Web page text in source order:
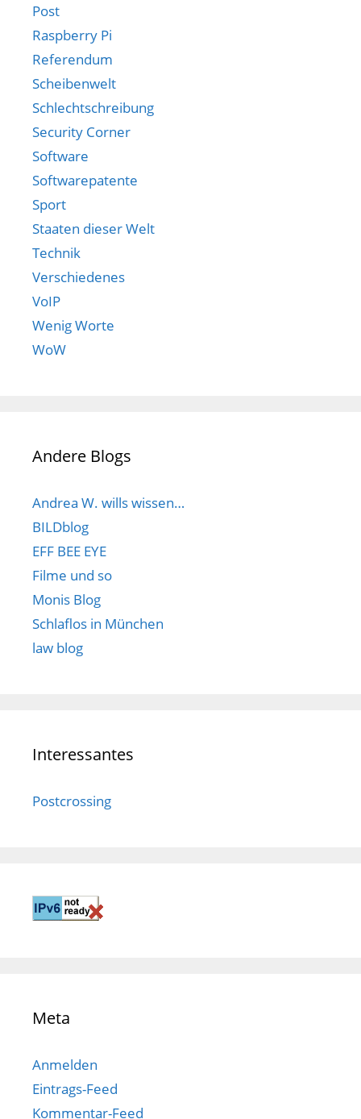
Post
Raspberry Pi
Referendum
Scheibenwelt
Schlechtschreibung
Security Corner
Software
Softwarepatente
Sport
Staaten dieser Welt
Technik
Verschiedenes
VoIP
Wenig Worte
WoW
Andere Blogs
Andrea W. wills wissen…
BILDblog
EFF BEE EYE
Filme und so
Monis Blog
Schlaflos in München
law blog
Interessantes
Postcrossing
Meta
Anmelden
Eintrags-Feed
Kommentar-Feed